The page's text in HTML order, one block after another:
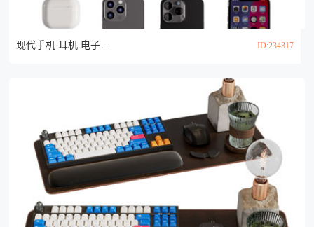
现代手机 耳机 电子产品 苹果电脑3d模型 ID:234317